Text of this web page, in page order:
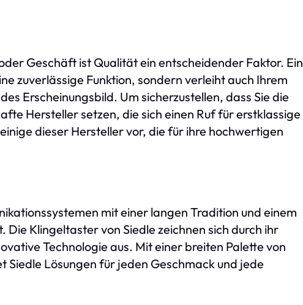
Geschäft ist Qualität ein entscheidender Faktor. Ein
zuverlässige Funktion, sondern verleiht auch Ihrem
Erscheinungsbild. Um sicherzustellen, dass Sie die
Hersteller setzen, die sich einen Ruf für erstklassige
dieser Hersteller vor, die für ihre hochwertigen
mit einer langen Tradition und einem
Klingeltaster von Siedle zeichnen sich durch ihr
Technologie aus. Mit einer breiten Palette von
Siedle Lösungen für jeden Geschmack und jede